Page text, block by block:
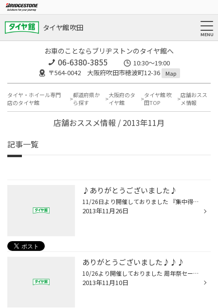
タイヤ館 吹田
お車のことならブリヂストンのタイヤ館へ
06-6380-3855
10:30～19:00
〒564-0042 大阪府吹田市穂波町12-36
Map
タイヤ・ホイール専門
店のタイヤ館
都道府県か
ら探す
大阪府のタ
イヤ館
タイヤ館 吹
田TOP
店舗おスス
メ情報
店舗おススメ情報 / 2013年11月
記事一覧
♪ありがとうございました♪
11/26日より開催しておりました 『集中得市』も大好評で、たくさんのご来店ありがとうございました。 朝晩の冷え込みも厳しくなってきましたね。 今日の雨でまた寒くなっていくんでしょうか？ 寒いと言えば…今年は昨年より冷え込みが早い気がします。 実際スタッドレスの履き替え作業も昨年より少し...
2013年11月26日
ありがとうございました♪♪♪
10/26より開催しておりました 周年祭セールが11/10をもちまして 無事終了致しました！ たくさん用意していました お菓子も抽選も全てなくなりました☆☆☆ 期間中たくさんのご来店本当に ありがとうございました!!! 次回のセールをお楽しみに!!!
2013年11月10日